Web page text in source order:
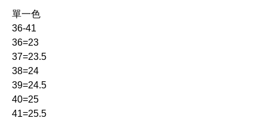
單一色
36-41
36=23
37=23.5
38=24
39=24.5
40=25
41=25.5